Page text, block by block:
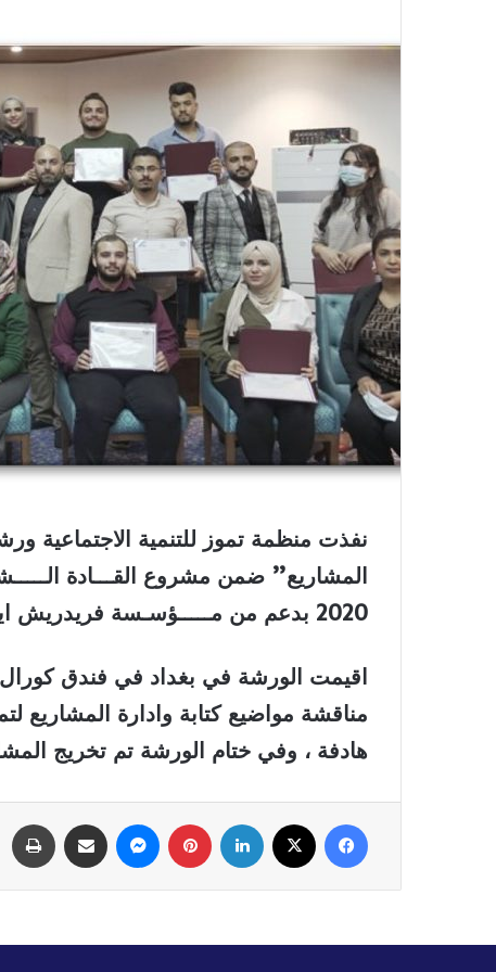
نفذت منظمة تموز للتنمية الاجتماعية
2020 بدعم من مـــــؤسـسة فريدريش ايبرت الألمانية
اقيمت الورشة في بغداد في فندق كورال
مناقشة مواضيع كتابة وادارة المشاريع
هادفة ، وفي ختام الورشة تم تخريج
فيسبوك لينكدإن بينتيريست ماسنجر مشاركة عبر البريد